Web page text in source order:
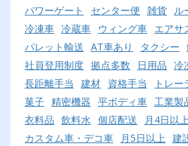
パワーゲート
センター便 雑貨 ル
冷凍車 冷蔵車 ウィング車 エアサ
パレット輸送 AT車あり タクシー
社員登用制度 拠点多数 日用品 冷
長距離手当
建材 資格手当 トレー
菓子 精密機器 平ボディ車 工業製
衣料品 飲料水 個店配送 月4日以
カスタム車・デコ車
月5日以上 建